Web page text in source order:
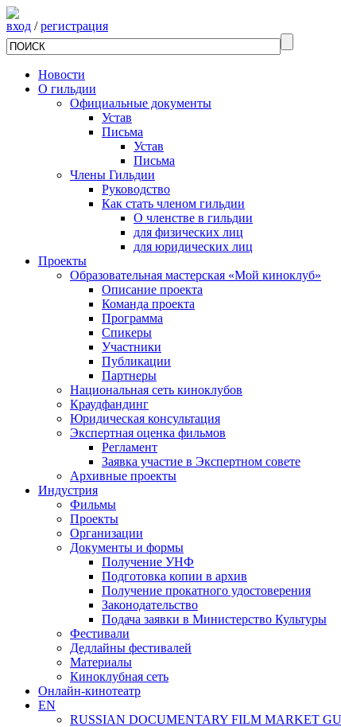
вход /регистрация
Новости
О гильдии
Официальные документы
Устав
Письма
Устав
Письма
Члены Гильдии
Руководство
Как стать членом гильдии
О членстве в гильдии
для физических лиц
для юридических лиц
Проекты
Образовательная мастерская «Мой киноклуб»
Описание проекта
Команда проекта
Программа
Спикеры
Участники
Публикации
Партнеры
Национальная сеть киноклубов
Краудфандинг
Юридическая консультация
Экспертная оценка фильмов
Регламент
Заявка участие в Экспертном совете
Архивные проекты
Индустрия
Фильмы
Проекты
Организации
Документы и формы
Получение УНФ
Подготовка копии в архив
Получение прокатного удостоверения
Законодательство
Подача заявки в Министерство Культуры
Фестивали
Дедлайны фестивалей
Материалы
Киноклубная сеть
Онлайн-кинотеатр
EN
RUSSIAN DOCUMENTARY FILM MARKET